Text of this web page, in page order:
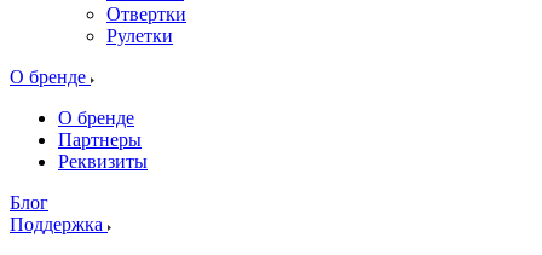
Отвертки
Рулетки
О бренде
О бренде
Партнеры
Реквизиты
Блог
Поддержка